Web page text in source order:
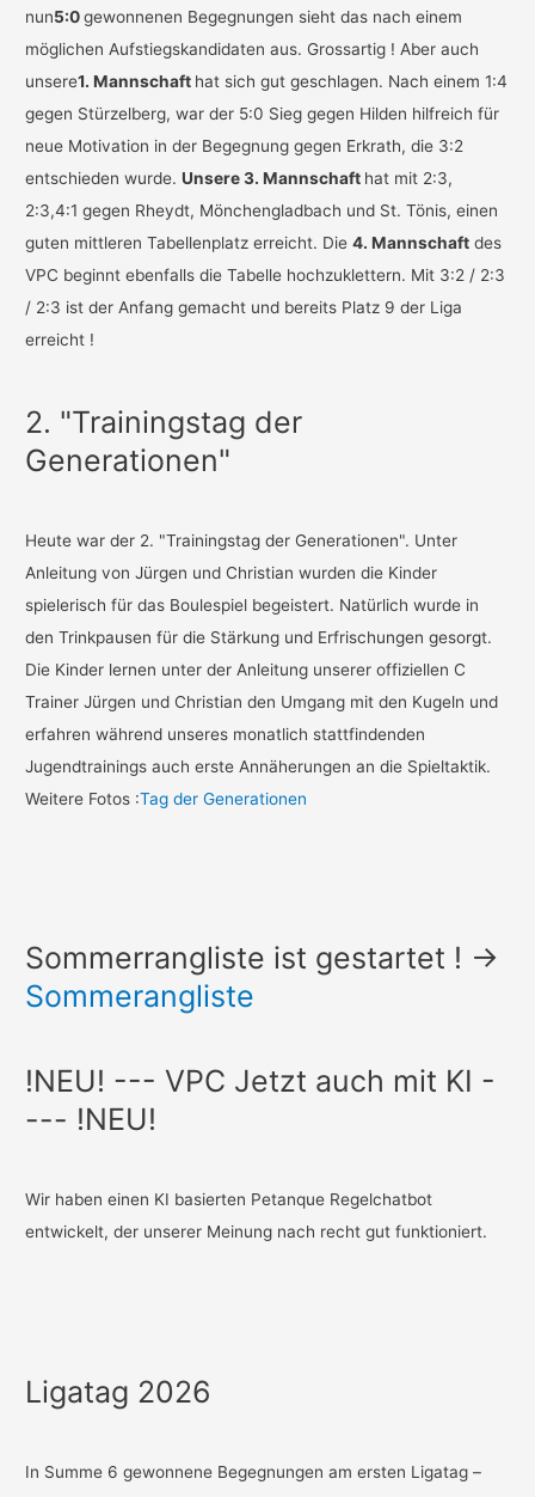
nun5:0gewonnenen Begegnungen sieht das nach einem
möglichen Aufstiegskandidaten aus. Grossartig ! Aber auch
unsere1. Mannschaft hat sich gut geschlagen. Nach einem 1:4
gegen Stürzelberg, war der 5:0 Sieg gegen Hilden hilfreich für
neue Motivation in der Begegnung gegen Erkrath, die 3:2
entschieden wurde.Unsere 3. Mannschaft hat mit 2:3,
2:3,4:1 gegen Rheydt, Mönchengladbach und St. Tönis, einen
guten mittleren Tabellenplatz erreicht. Die4. Mannschaft des
VPC beginnt ebenfalls die Tabelle hochzuklettern. Mit 3:2 / 2:3
/ 2:3 ist der Anfang gemacht und bereits Platz 9 der Liga
erreicht !
2. "Trainingstag der
Generationen"
Heute war der 2. "Trainingstag der Generationen". Unter
Anleitung von Jürgen und Christian wurden die Kinder
spielerisch für das Boulespiel begeistert. Natürlich wurde in
den Trinkpausen für die Stärkung und Erfrischungen gesorgt.
Die Kinder lernen unter der Anleitung unserer offiziellen C
Trainer Jürgen und Christian den Umgang mit den Kugeln und
erfahren während unseres monatlich stattfindenden
Jugendtrainings auch erste Annäherungen an die Spieltaktik.
Weitere Fotos :Tag der Generationen
Sommerrangliste ist gestartet ! ->
Sommerangliste
!NEU! --- VPC Jetzt auch mit KI -
--- !NEU!
Wir haben einen KI basierten Petanque Regelchatbot
entwickelt, der unserer Meinung nach recht gut funktioniert.
Ligatag 2026
In Summe 6 gewonnene Begegnungen am ersten Ligatag –